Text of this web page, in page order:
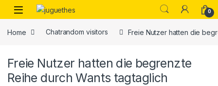
Skip to navigation
Skip to content
0
Home Chatrandom visitors Freie Nutzer hatten die
Freie Nutzer hatten die begrenzte
Reihe durch Wants tagtaglich